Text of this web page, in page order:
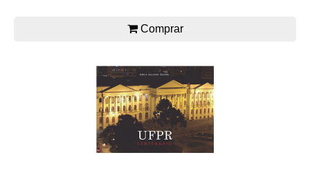
Comprar